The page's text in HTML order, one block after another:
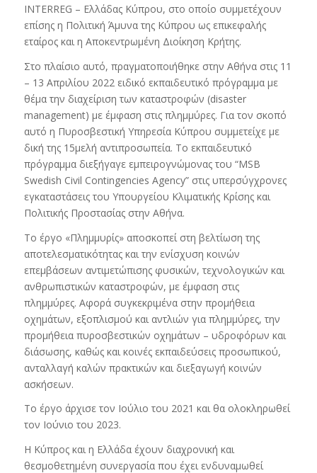
INTERREG – Ελλάδας Κύπρου, στο οποίο συμμετέχουν
επίσης η Πολιτική Άμυνα της Κύπρου ως επικεφαλής
εταίρος και η Αποκεντρωμένη Διοίκηση Κρήτης.
Στο πλαίσιο αυτό, πραγματοποιήθηκε στην Αθήνα στις 11
– 13 Απριλίου 2022 ειδικό εκπαιδευτικό πρόγραμμα με
θέμα την διαχείριση των καταστροφών (disaster
management) με έμφαση στις πλημμύρες. Για τον σκοπό
αυτό η Πυροσβεστική Υπηρεσία Κύπρου συμμετείχε με
δική της 15μελή αντιπροσωπεία. Το εκπαιδευτικό
πρόγραμμα διεξήγαγε εμπειρογνώμονας του “ΜSB
Swedish Civil Contingencies Agency” στις υπερσύγχρονες
εγκαταστάσεις του Υπουργείου Κλιματικής Κρίσης και
Πολιτικής Προστασίας στην Αθήνα.
Το έργο «Πλημμυρίς» αποσκοπεί στη βελτίωση της
αποτελεσματικότητας και την ενίσχυση κοινών
επεμβάσεων αντιμετώπισης φυσικών, τεχνολογικών και
ανθρωπιστικών καταστροφών, με έμφαση στις
πλημμύρες. Αφορά συγκεκριμένα στην προμήθεια
οχημάτων, εξοπλισμού και αντλιών για πλημμύρες, την
προμήθεια πυροσβεστικών οχημάτων – υδροφόρων και
διάσωσης, καθώς και κοινές εκπαιδεύσεις προσωπικού,
ανταλλαγή καλών πρακτικών και διεξαγωγή κοινών
ασκήσεων.
Το έργο άρχισε τον Ιούλιο του 2021 και θα ολοκληρωθεί
τον Ιούνιο του 2023.
Η Κύπρος και η Ελλάδα έχουν διαχρονική και
θεσμοθετημένη συνεργασία που έχει ενδυναμωθεί